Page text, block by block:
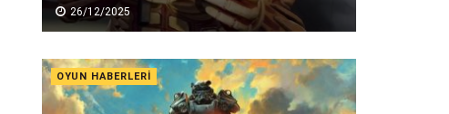
26/12/2025
OYUN HABERLERI